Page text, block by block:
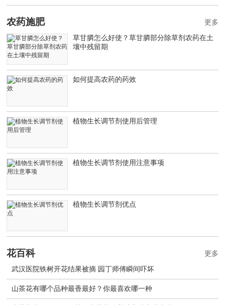
农药施肥
草甘膦怎么好使？草甘膦部分除草剂农药在土
壤中残留期
如何提高农药的药效
植物生长调节剂使用后管理
植物生长调节剂使用注意事项
植物生长调节剂优点
更多
花百科
武汉医院铁树开花结果被摘 园丁师傅瞬间吓坏
山茶花有哪个品种最香最好？你最喜欢哪一种
更多